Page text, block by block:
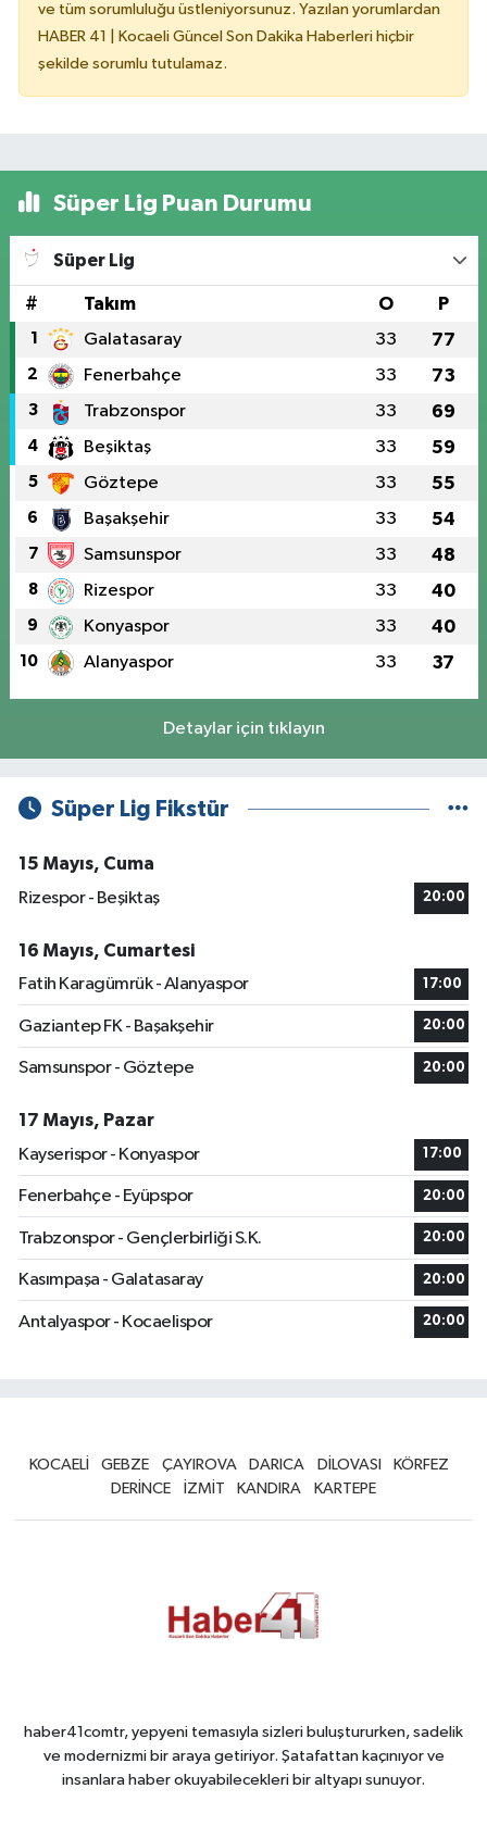
ve tüm sorumluluğu üstleniyorsunuz. Yazılan yorumlardan
HABER 41 | Kocaeli Güncel Son Dakika Haberleri hiçbir
şekilde sorumlu tutulamaz.
Süper Lig Puan Durumu
Süper Lig
# Takım O P
1 Galatasaray 33 77
2 Fenerbahçe 33 73
3 Trabzonspor 33 69
4 Beşiktaş 33 59
5 Göztepe 33 55
6 Başakşehir 33 54
7 Samsunspor 33 48
8 Rizespor 33 40
9 Konyaspor 33 40
10 Alanyaspor 33 37
Detaylar için tıklayın
Süper Lig Fikstür
15 Mayıs, Cuma
Rizespor - Beşiktaş
20:00
16 Mayıs, Cumartesi
Fatih Karagümrük - Alanyaspor
17:00
Gaziantep FK - Başakşehir 20:00
Samsunspor - Göztepe 20:00
17 Mayıs, Pazar
Kayserispor - Konyaspor
17:00
Fenerbahçe - Eyüpspor 20:00
Trabzonspor - Gençlerbirliği S.K. 20:00
Kasımpaşa - Galatasaray 20:00
Antalyaspor - Kocaelispor 20:00
KOCAELİ GEBZE ÇAYIROVA DARICA DİLOVASI
KÖRFEZ
DERİNCE
İZMİT KANDIRA KARTEPE
haber41comtr, yepyeni temasıyla sizleri buluştururken, sadelik
ve modernizmi bir araya getiriyor. Şatafattan kaçınıyor ve
insanlara haber okuyabilecekleri bir altyapı sunuyor.